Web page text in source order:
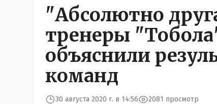
"Абсолютно
тренеры
объяснили
команд
30 августа 2020 г. в 14:56 2081 просмотр